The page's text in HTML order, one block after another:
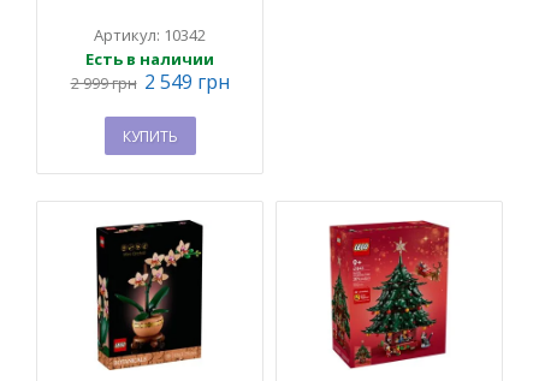
Артикул: 10342
Есть в наличии
2 999 грн 2 549 грн
КУПИТЬ